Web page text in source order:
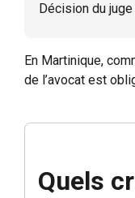
Décision du
En Martinique,
de l’avocat est
Quels